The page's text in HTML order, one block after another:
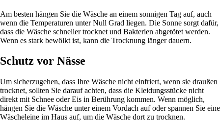
Am besten hängen Sie die Wäsche an einem sonnigen Tag auf, auch
wenn die Temperaturen unter Null Grad liegen. Die Sonne sorgt dafür,
dass die Wäsche schneller trocknet und Bakterien abgetötet werden.
Wenn es stark bewölkt ist, kann die Trocknung länger dauern.
Schutz vor Nässe
Um sicherzugehen, dass Ihre Wäsche nicht einfriert, wenn sie draußen
trocknet, sollten Sie darauf achten, dass die Kleidungsstücke nicht
direkt mit Schnee oder Eis in Berührung kommen. Wenn möglich,
hängen Sie die Wäsche unter einem Vordach auf oder spannen Sie eine
Wäscheleine im Haus auf, um die Wäsche dort zu trocknen.